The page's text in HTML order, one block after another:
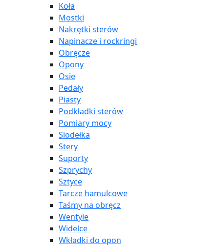
Koła
Mostki
Nakrętki sterów
Napinacze i rockringi
Obręcze
Opony
Osie
Pedały
Piasty
Podkładki sterów
Pomiary mocy
Siodełka
Stery
Suporty
Szprychy
Sztyce
Tarcze hamulcowe
Taśmy na obręcz
Wentyle
Widelce
Wkładki do opon